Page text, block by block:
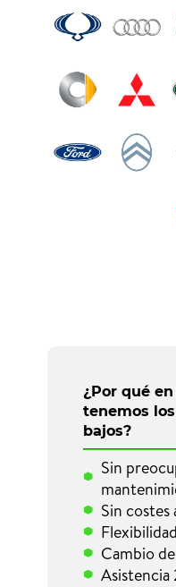
¿Por qué
tenemos
bajos?
Sin
Sin costes
Cambio